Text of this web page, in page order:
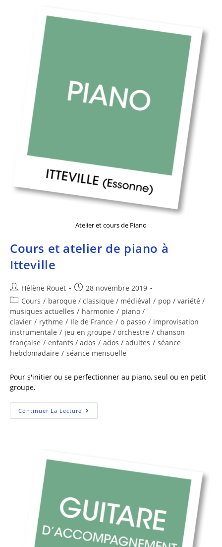
Atelier et cours de Piano
Cours et atelier de piano à
Itteville
Hélène Rouet
28 novembre 2019
Cours / baroque / classique / médiéval / pop / variété /
musiques actuelles / harmonie / piano /
clavier / rythme / Ile de France / o passo / improvisation
instrumentale / jeu en groupe / orchestre / chanson
française / enfants / ados / ados / adultes / séance
hebdomadaire / séance mensuelle
Pour s'initier ou se perfectionner au piano, seul ou en petit
groupe.
Continuer La Lecture